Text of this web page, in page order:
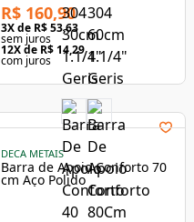
R$ 160,90
3X de R$ 53,63
sem juros
12X de R$ 14,29
com juros
DECA METAIS
Barra de Apoio Conforto 70
cm Aço Polido